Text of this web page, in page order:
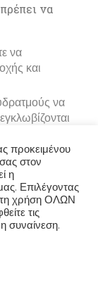
να
να
και
να
της
τοίχοι
προκειμένου
στον
η
Επιλέγοντας
τη χρήση ΟΛΩΝ
τις
συναίνεση.